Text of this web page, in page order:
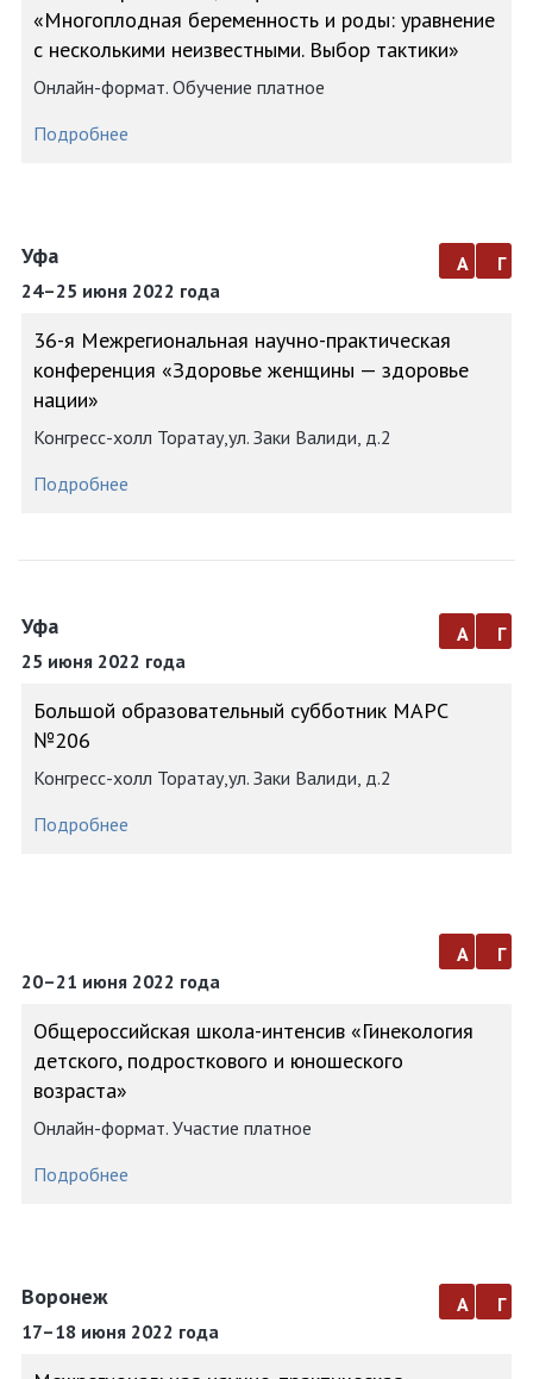
«Многоплодная беременность и роды: уравнение
с несколькими неизвестными. Выбор тактики»
Онлайн-формат. Обучение платное
Подробнее
Уфа
24–25 июня 2022 года
а г
36-я Межрегиональная научно-практическая
конференция «Здоровье женщины — здоровье
нации»
Конгресс-холл Торатау,ул. Заки Валиди, д.2
Подробнее
Уфа
25 июня 2022 года
а г
Большой образовательный субботник МАРС
№206
Конгресс-холл Торатау,ул. Заки Валиди, д.2
Подробнее
20–21 июня 2022 года
а г
Общероссийская школа-интенсив «Гинекология
детского, подросткового и юношеского
возраста»
Онлайн-формат. Участие платное
Подробнее
Воронеж
17–18 июня 2022 года
а г